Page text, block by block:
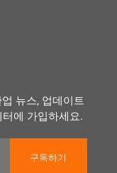
뉴스, 업데이트
에 가입하세요.
구독하기